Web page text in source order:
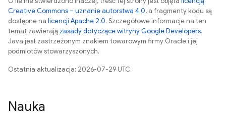
Creative Commons – uznanie autorstwa 4.0, a fragmenty kodu są
dostępne na licencji Apache 2.0. Szczegółowe informacje na ten
temat zawierają zasady dotyczące witryny Google Developers.
Java jest zastrzeżonym znakiem towarowym firmy Oracle i jej
podmiotów stowarzyszonych.
Ostatnia aktualizacja: 2026-07-29 UTC.
Nauka